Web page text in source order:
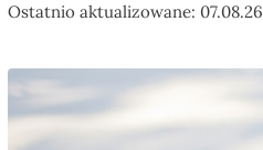
Ostatnio aktualizowane: 07.08.26